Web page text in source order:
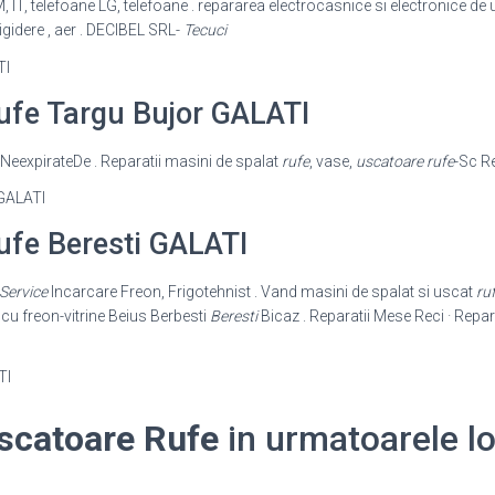
IT, telefoane LG, telefoane . repararea electrocasnice si electronice
, aer . DECIBEL SRL- Tecuci
Targu Bujor GALATI
. Reparatii masini de spalat rufe, vase, uscatoare rufe-Sc
Beresti GALATI
Incarcare Freon, Frigotehnist . Vand masini de spalat si uscat
freon-vitrine Beius Berbesti BerestiBicaz . Reparatii Mese Reci ·
Rufein urmatoarele